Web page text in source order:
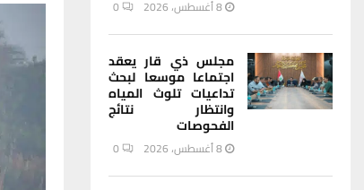
8 أغسطس، 2026 0
مجلس ذي قار يعقد
اجتماعا موسعا لبحث
تداعيات تلوث المياه
وانتظار نتائج
الفحوصات
8 أغسطس، 2026 0